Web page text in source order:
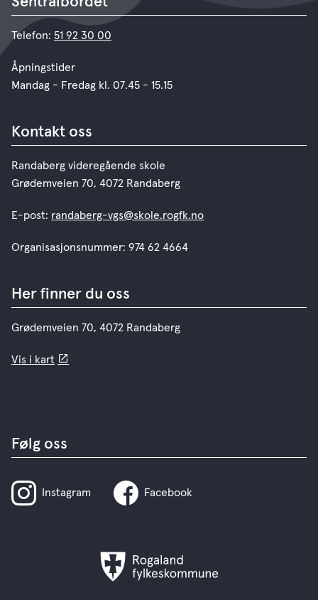
Telefon: 51 92 30 00
Åpningstider
Mandag - Fredag kl. 07.45 - 15.15
Kontakt oss
Randaberg videregående skole
Grødemveien 70, 4072 Randaberg
E-post: randaberg-vgs@skole.rogfk.no
Organisasjonsnummer: 974 62 4664
Her finner du oss
Grødemveien 70, 4072 Randaberg
Vis i kart
Følg oss
Instagram Facebook
Rogaland
fylkeskommune